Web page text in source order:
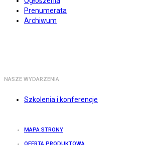
Prenumerata
Archiwum
NASZE WYDARZENIA
Szkolenia i konferencje
MAPA STRONY